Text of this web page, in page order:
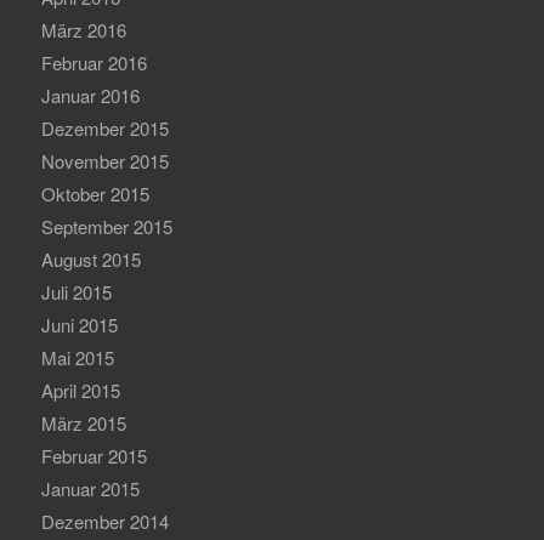
März 2016
Februar 2016
Januar 2016
Dezember 2015
November 2015
Oktober 2015
September 2015
August 2015
Juli 2015
Juni 2015
Mai 2015
April 2015
März 2015
Februar 2015
Januar 2015
Dezember 2014